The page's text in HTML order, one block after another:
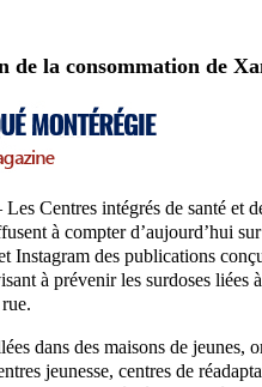
de la consommation de
Centres intégrés de santé et
à compter d’aujourd’hui
Instagram des publications
à prévenir les surdoses liées
dans des maisons de jeunes,
jeunesse, centres de